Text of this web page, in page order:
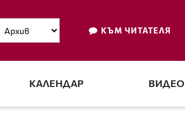
КЪМ ЧИТАТЕЛЯ
КАЛЕНДАР ВИДЕО